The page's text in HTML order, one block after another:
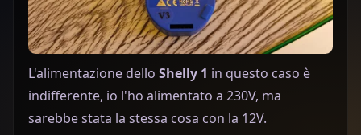
L'alimentazione dello Shelly 1 in questo caso è
indifferente, io l'ho alimentato a 230V, ma
sarebbe stata la stessa cosa con la 12V.